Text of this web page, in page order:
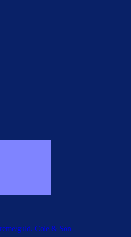
guld. Cole & Son